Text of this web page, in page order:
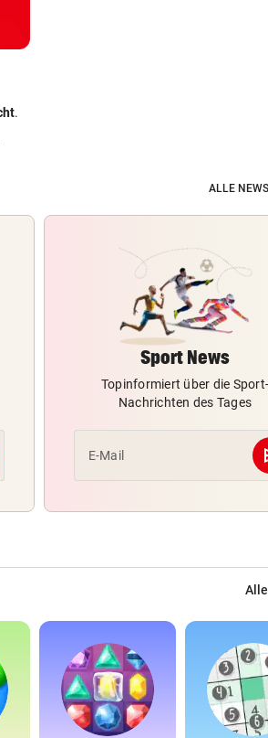
.
ALLE
Sport News
Topinformiert über die Sport-
Nachrichten des Tages
E-Mail